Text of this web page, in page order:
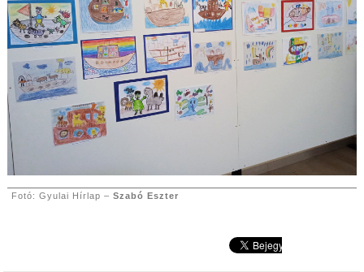
Fotó: Gyulai Hírlap – Szabó Eszter